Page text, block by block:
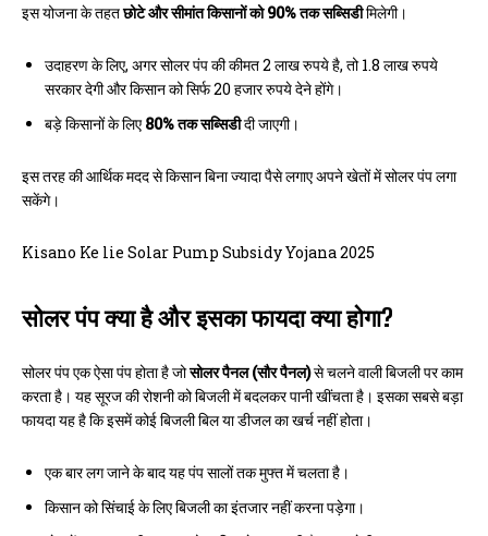
इस योजना के तहतछोटे और सीमांत किसानों को 90% तक सब्सिडीमिलेगी।
उदाहरण के लिए, अगर सोलर पंप की कीमत 2 लाख रुपये है, तो 1.8 लाख रुपये
सरकार देगी और किसान को सिर्फ 20 हजार रुपये देने होंगे।
बड़े किसानों के लिए80% तक सब्सिडीदी जाएगी।
इस तरह की आर्थिक मदद से किसान बिना ज्यादा पैसे लगाए अपने खेतों में सोलर पंप लगा
सकेंगे।
Kisano Ke lie Solar Pump Subsidy Yojana 2025
सोलर पंप क्या है और इसका फायदा क्या होगा?
सोलर पंप एक ऐसा पंप होता है जोसोलर पैनल (सौर पैनल)से चलने वाली बिजली पर काम
करता है। यह सूरज की रोशनी को बिजली में बदलकर पानी खींचता है। इसका सबसे बड़ा
फायदा यह है कि इसमें कोई बिजली बिल या डीजल का खर्च नहीं होता।
एक बार लग जाने के बाद यह पंप सालों तक मुफ्त में चलता है।
किसान को सिंचाई के लिए बिजली का इंतजार नहीं करना पड़ेगा।